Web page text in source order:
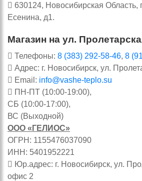
630124, Новосибирская Область,
Есенина, д1.
Магазин на ул.
Телефоны: 8 (383) 292-58-46, 8
Адрес: г. Новосибирск, ул.
Email: info@vashe-teplo.su
ПН-ПТ (10:00-19:00),
СБ (10:00-17:00),
ВС (Выходной)
ООО «ГЕЛИОС»
ОГРН: 1155476037090
ИНН: 5401952221
Юр.адрес: г. Новосибирск, ул.
офис 2